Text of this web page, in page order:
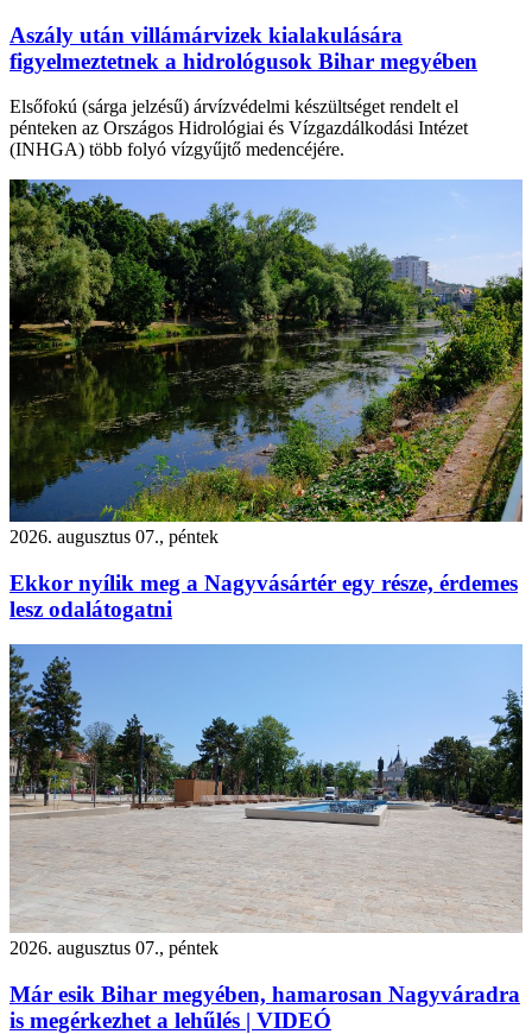
Aszály után villámárvizek kialakulására
figyelmeztetnek a hidrológusok Bihar megyében
Elsőfokú (sárga jelzésű) árvízvédelmi készültséget rendelt el
pénteken az Országos Hidrológiai és Vízgazdálkodási Intézet
(INHGA) több folyó vízgyűjtő medencéjére.
2026. augusztus 07., péntek
Ekkor nyílik meg a Nagyvásártér egy része, érdemes
lesz odalátogatni
2026. augusztus 07., péntek
Már esik Bihar megyében, hamarosan Nagyváradra
is megérkezhet a lehűlés | VIDEÓ